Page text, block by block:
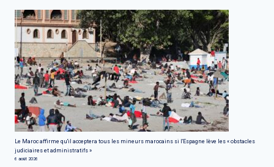
Le Maroc affirme qu'il acceptera tous les mineurs marocains si l'Espagne lève les « obstacles
judiciaires et administratifs »
6 août 2026